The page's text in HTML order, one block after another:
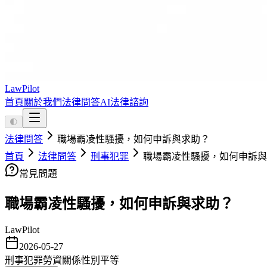
LawPilot
首頁 關於我們法律問答AI法律諮詢
🌓
法律問答
職場霸凌性騷擾，如何申訴與求助？
首頁
法律問答 刑事犯罪
職場霸凌性騷擾，如何申訴
常見問題
職場霸凌性騷擾，如何申訴與求助？
LawPilot
2026-05-27
刑事犯罪勞資關係性別平等